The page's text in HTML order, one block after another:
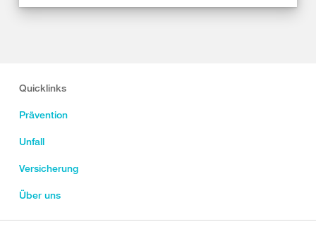
Quicklinks
Prävention
Unfall
Versicherung
Über uns